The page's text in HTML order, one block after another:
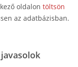
oldalon töltsön
az adatbázisban.